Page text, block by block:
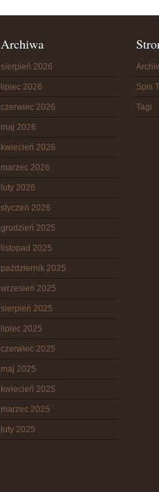
Archiwa
sierpień 2026
lipiec 2026
czerwiec 2026
maj 2026
kwiecień 2026
marzec 2026
luty 2026
styczeń 2026
grudzień 2025
listopad 2025
październik 2025
wrzesień 2025
sierpień 2025
lipiec 2025
czerwiec 2025
maj 2025
kwiecień 2025
marzec 2025
luty 2025
Spis
Tagi